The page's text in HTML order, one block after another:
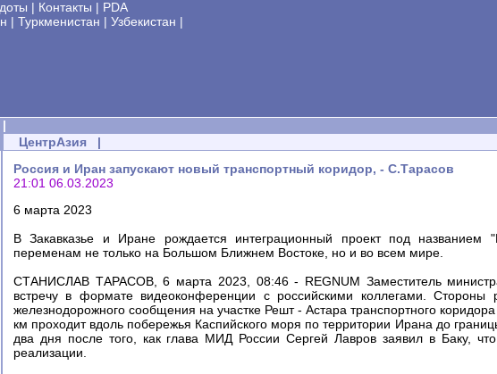
| Контакты | PDA
| Туркменистан | Узбекистан |
|
ЦентрАзия |
Россия и Иран запускают новый транспортный коридор, - С.Тарасов
21:01 06.03.2023
6 марта 2023
В Закавказье и Иране рождается интеграционный проект под
переменам не только на Большом Ближнем Востоке, но и во всем мире.
СТАНИСЛАВ ТАРАСОВ, 6 марта 2023, 08:46 - REGNUM Заместитель
встречу в формате видеоконференции с российскими коллегами. Стороны
железнодорожного сообщения на участке Решт - Астара транспортного
км проходит вдоль побережья Каспийского моря по территории Ирана до
два дня после того, как глава МИД России Сергей Лавров заявил в Баку, что
реализации.